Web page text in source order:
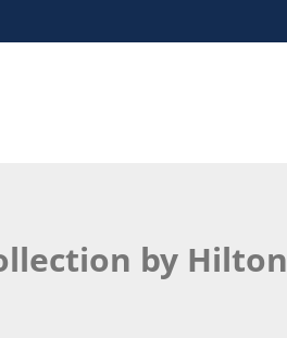
by Hilton